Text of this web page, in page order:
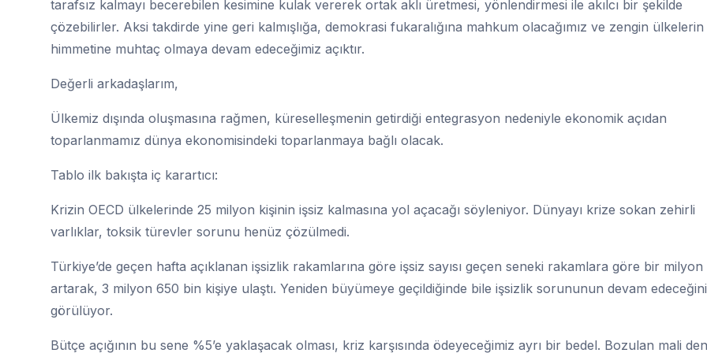
tarafsız kalmayı becerebilen kesimine kulak vererek ortak aklı üretmesi, yönlendirmesi ile akılcı bir şekilde
çözebilirler. Aksi takdirde yine geri kalmışlığa, demokrasi fukaralığına mahkum olacağımız ve zengin ülkelerin
himmetine muhtaç olmaya devam edeceğimiz açıktır.
Değerli arkadaşlarım,
Ülkemiz dışında oluşmasına rağmen, küreselleşmenin getirdiği entegrasyon nedeniyle ekonomik açıdan
toparlanmamız dünya ekonomisindeki toparlanmaya bağlı olacak.
Tablo ilk bakışta iç karartıcı:
Krizin OECD ülkelerinde 25 milyon kişinin işsiz kalmasına yol açacağı söyleniyor. Dünyayı krize sokan zehirli
varlıklar, toksik türevler sorunu henüz çözülmedi.
Türkiye’de geçen hafta açıklanan işsizlik rakamlarına göre işsiz sayısı geçen seneki rakamlara göre bir milyon
artarak, 3 milyon 650 bin kişiye ulaştı. Yeniden büyümeye geçildiğinde bile işsizlik sorununun devam edeceğini
görülüyor.
Bütçe açığının bu sene %5’e yaklaşacak olması, kriz karşısında ödeyeceğimiz ayrı bir bedel. Bozulan mali